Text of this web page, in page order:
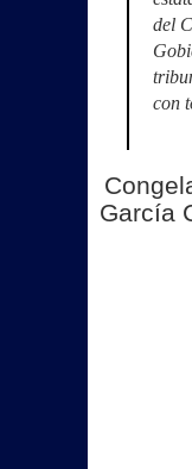
del
con
García